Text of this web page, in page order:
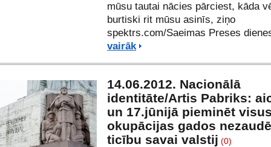
mūsu tautai nācies pārciest, kāda
burtiski rit mūsu asinīs, ziņo
spektrs.com/Saeimas Preses
vairāk
14.06.2012. Nacionālā
identitāte/Artis Pabriks:
un 17.jūnijā pieminēt
okupācijas gados
ticību savai valstij (0)